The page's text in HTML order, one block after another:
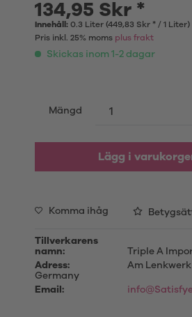
134,95 Skr *
Innehåll: 0.3 Liter (449,83 Skr * / 1 Liter)
Pris inkl. 25% moms plus frakt
Skickas inom 1-2 dagar
Mängd
Lägg i
Komma ihåg
Tillverkarens
namn:
Triple A
Adress:
Am Lenkwerk
Germany
Email: